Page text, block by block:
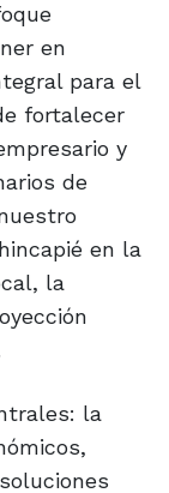
en
para el
fortalecer
y
de
en la
la
la